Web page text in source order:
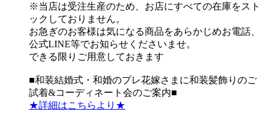
※当店は受注生産のため、お店にすべての在庫をスト
ックしておりません。
お急ぎのお客様は気になる商品をあらかじめお電話、
公式LINE等でお知らせくださいませ。
できる限りご用意しておきます
■和装結婚式・和婚のプレ花嫁さまに和装髪飾りのご
試着&コーディネート会のご案内■
★詳細はこちらより★